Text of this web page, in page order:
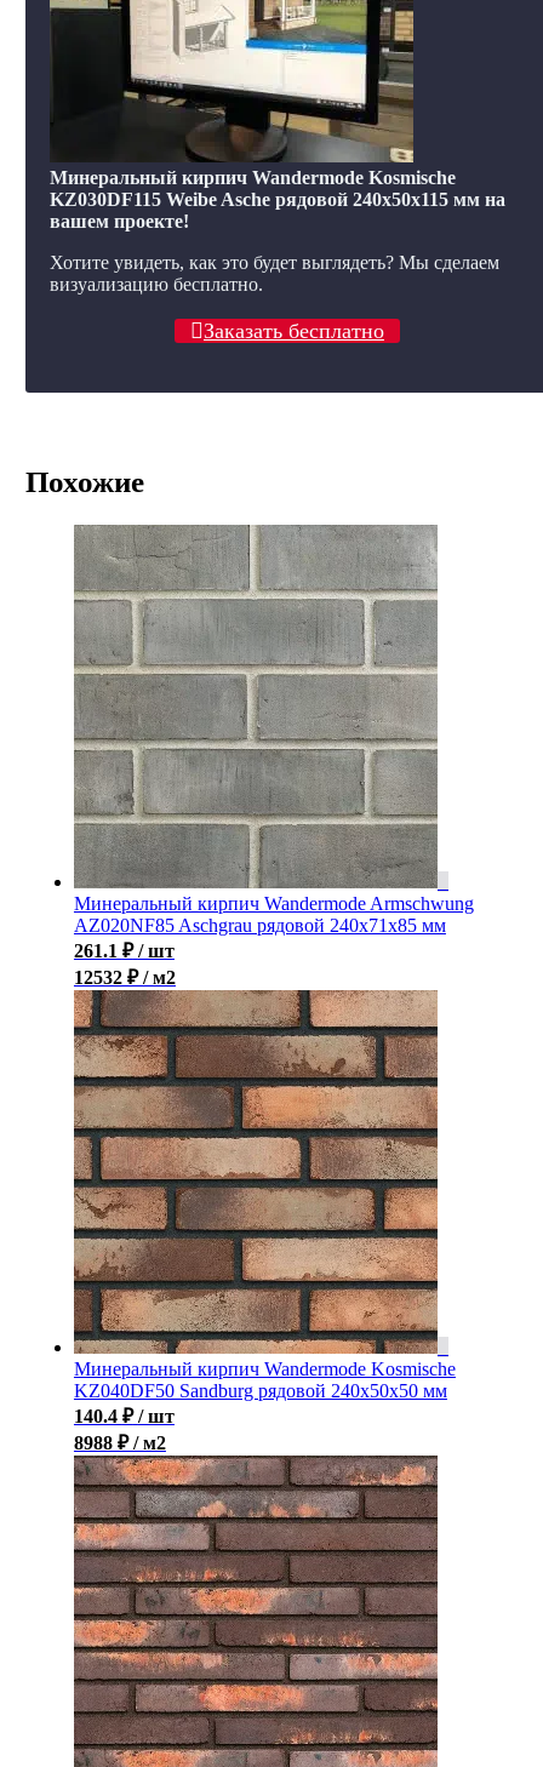
Минеральный кирпич Wandermode Kosmische
KZ030DF115 Weibe Asche рядовой 240x50x115 мм на
вашем проекте!
Хотите увидеть, как это будет выглядеть? Мы сделаем
визуализацию бесплатно.
Заказать бесплатно
Похожие
Минеральный кирпич Wandermode Armschwung
AZ020NF85 Aschgrau рядовой 240x71x85 мм
261.1 ₽ / шт
12532 ₽ / м2
Минеральный кирпич Wandermode Kosmische
KZ040DF50 Sandburg рядовой 240x50x50 мм
140.4 ₽ / шт
8988 ₽ / м2